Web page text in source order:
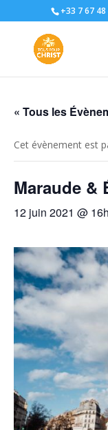
+33 7 67 48
« Tous les
Cet évènement est
Maraude &
12 juin 2021 @